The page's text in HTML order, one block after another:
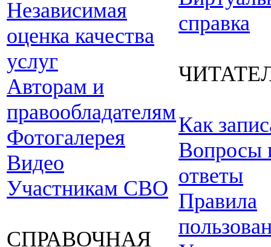
Независимая
оценка качества
услуг
Авторам и
правообладателям
Фотогалерея
Видео
Участникам СВО
СПРАВОЧНАЯ
справка
Как
Вопросы
ответы
Правила